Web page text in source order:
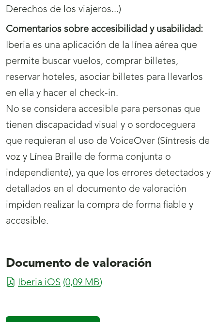
Derechos de los viajeros...)
Comentarios sobre accesibilidad y usabilidad:
Iberia es una aplicación de la línea aérea que
permite buscar vuelos, comprar billetes,
reservar hoteles, asociar billetes para llevarlos
en ella y hacer el check-in.
No se considera accesible para personas que
tienen discapacidad visual y o sordoceguera
que requieran el uso de VoiceOver (Síntresis de
voz y Línea Braille de forma conjunta o
independiente), ya que los errores detectados y
detallados en el documento de valoración
impiden realizar la compra de forma fiable y
accesible.
Documento de valoración
Iberia iOS (0,09 MB)